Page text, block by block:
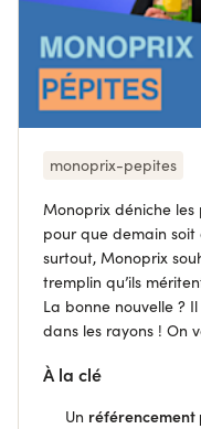
monoprix-pepites
Monoprix déniche
pour que demain soit
surtout, Monoprix
tremplin qu’ils
La bonne nouvelle ?
dans les rayons ! On
À la clé
Un référencement